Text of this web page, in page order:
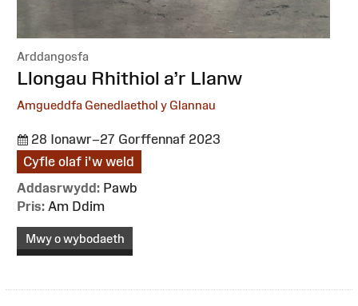
Arddangosfa
:Llongau Rhithiol a’r Llanw
Amgueddfa Genedlaethol y Glannau
28 Ionawr–27 Gorffennaf 2023
Cyfle olaf i'w weld
Addasrwydd: Pawb
Pris: Am Ddim
Mwy o wybodaeth